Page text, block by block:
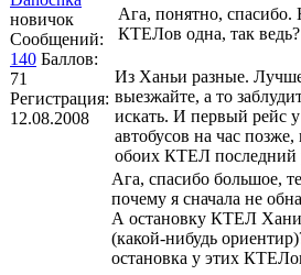
новичок
Сообщений:
140 Баллов:
71
Регистрация:
12.08.2008
Ага, понятно, спасибо.
КТЕЛов одна, так ведь?
Из Ханьи разные.
выезжайте, а то
искать. И первый рейс
автобусов на час
обоих КТЕЛ последний
Ага, спасибо большое,
почему я сначала не
А остановку КТЕЛ
(какой-нибудь
остановка у этих